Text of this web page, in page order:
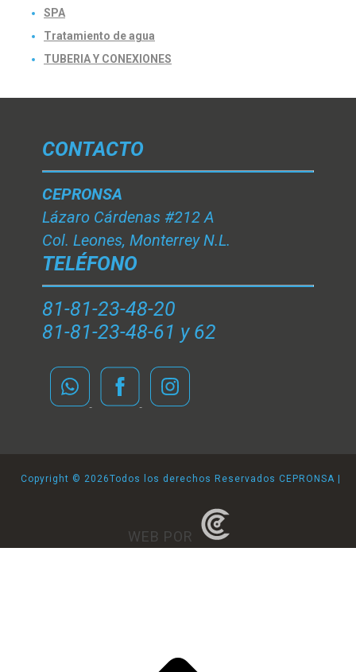
SPA
Tratamiento de agua
TUBERIA Y CONEXIONES
CONTACTO
CEPRONSA
Lázaro Cárdenas #212 A
Col. Leones, Monterrey N.L.
TELÉFONO
81-81-23-48-20
81-81-23-48-61 y 62
Copyright © 2026Todos los derechos Reservados CEPRONSA |
WEB POR